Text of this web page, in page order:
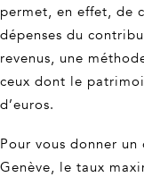
permet, en effet, de
dépenses du
revenus, une
ceux dont le
d’euros.
Pour vous donner
Genève, le taux